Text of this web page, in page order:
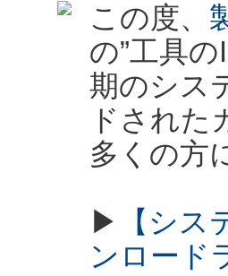
この度、
の”工具
期のシス
ドされた
多くの方
▶
【シ
ンロード